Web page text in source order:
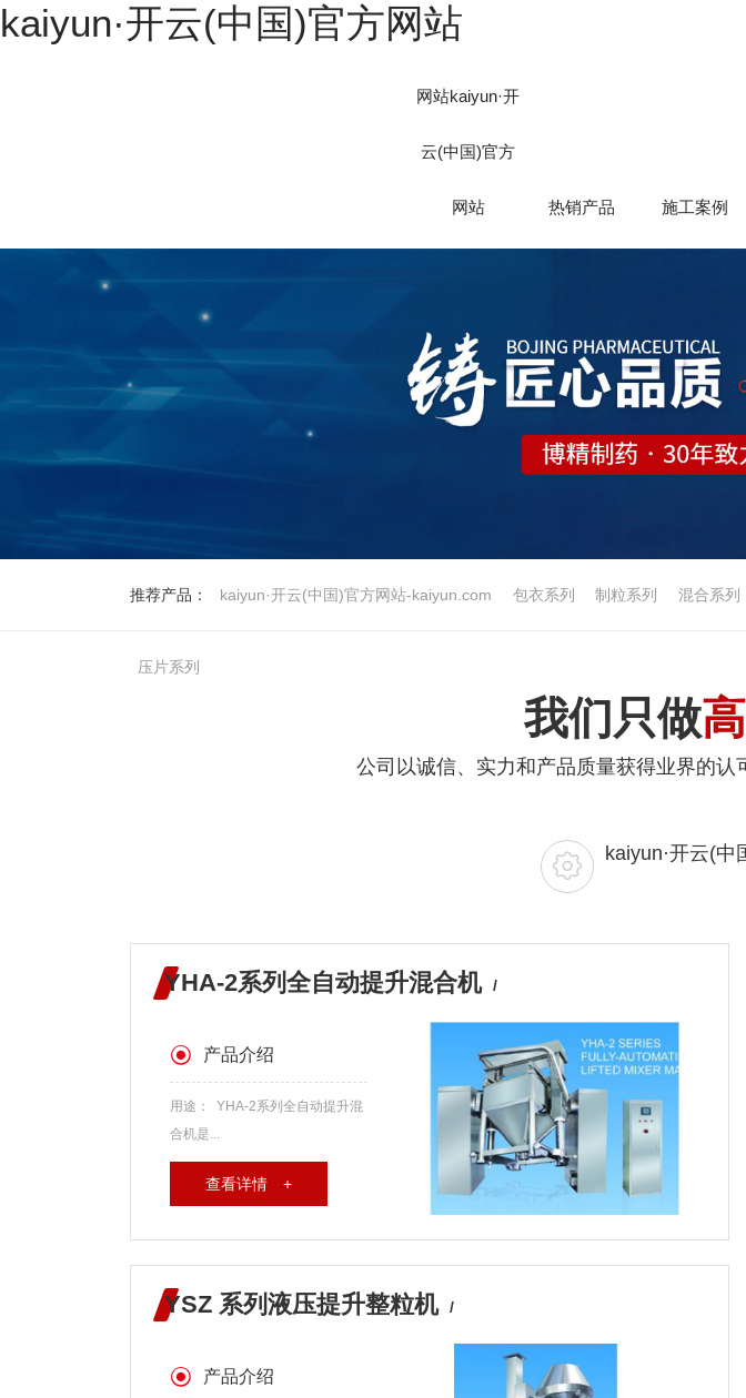
kaiyun·开云(中国)官方网站
网站kaiyun·开
云(中国)官方
网站 热销产品 施工案例
推荐产品： kaiyun·开云(中国)官方网站-kaiyun.com 包衣系列 制粒系列 混合系列
压片系列
我们只做
公司以诚信、实力和产品质量获得业界的
kaiyun·开云(中
YHA-2系列全自动提升混合机 /
产品介绍
用途： YHA-2系列全自动提升混
合机是...
查看详情 +
YSZ 系列液压提升整粒机 /
产品介绍